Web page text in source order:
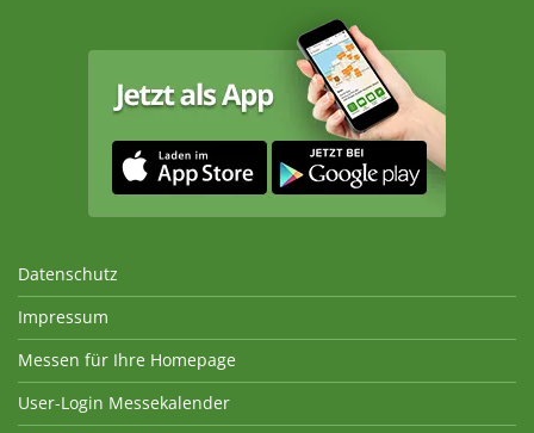
Datenschutz
Impressum
Messen für Ihre Homepage
User-Login Messekalender